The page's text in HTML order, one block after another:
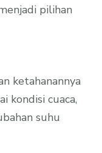
pilihan
ketahanannya
kondisi cuaca,
suhu